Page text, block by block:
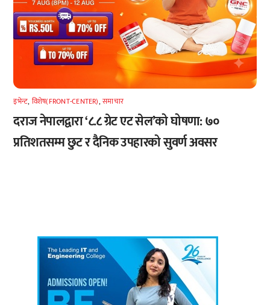
इभेन्ट, विशेष(FRONT-CENTER),समाचार
दराज नेपालद्वारा ‘८.८ ग्रेट एट सेल’को घोषणा: ७०
प्रतिशतसम्म छुट र दैनिक उपहारको सुवर्ण अवसर